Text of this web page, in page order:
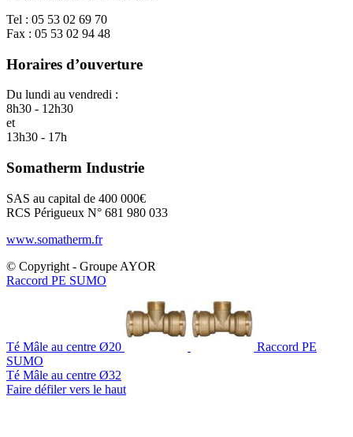
Tel : 05 53 02 69 70
Fax : 05 53 02 94 48
Horaires d’ouverture
Du lundi au vendredi :
8h30 - 12h30
et
13h30 - 17h
Somatherm Industrie
SAS au capital de 400 000€
RCS Périgueux N° 681 980 033
www.somatherm.fr
© Copyright - Groupe AYOR
Raccord PE SUMO
Té Mâle au centre Ø20
Raccord PE
SUMO
Té Mâle au centre Ø32
Faire défiler vers le haut